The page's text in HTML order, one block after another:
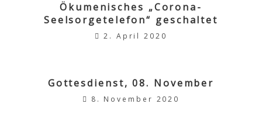
Ökumenisches „Corona-
Seelsorgetelefon“ geschaltet
2. April 2020
Gottesdienst, 08. November
8. November 2020